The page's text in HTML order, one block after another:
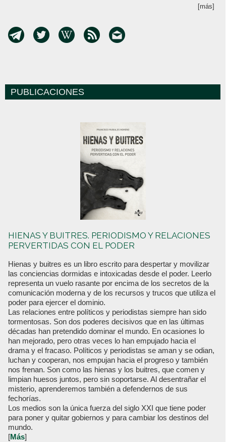
[más]
PUBLICACIONES
HIENAS Y BUITRES. PERIODISMO Y RELACIONES
PERVERTIDAS CON EL PODER
Hienas y buitres es un libro escrito para despertar y movilizar
las conciencias dormidas e intoxicadas desde el poder. Leerlo
representa un vuelo rasante por encima de los secretos de la
comunicación moderna y de los recursos y trucos que utiliza el
poder para ejercer el dominio.
Las relaciones entre políticos y periodistas siempre han sido
tormentosas. Son dos poderes decisivos que en las últimas
décadas han pretendido dominar el mundo. En ocasiones lo
han mejorado, pero otras veces lo han empujado hacia el
drama y el fracaso. Políticos y periodistas se aman y se odian,
luchan y cooperan, nos empujan hacia el progreso y también
nos frenan. Son como las hienas y los buitres, que comen y
limpian huesos juntos, pero sin soportarse. Al desentrañar el
misterio, aprenderemos también a defendernos de sus
fechorías.
Los medios son la única fuerza del siglo XXI que tiene poder
para poner y quitar gobiernos y para cambiar los destinos del
mundo.
[Más]